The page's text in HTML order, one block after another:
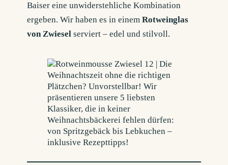
Baiser eine unwiderstehliche Kombination
ergeben. Wir haben es in einem Rotweinglas
von Zwieselserviert – edel und stilvoll.